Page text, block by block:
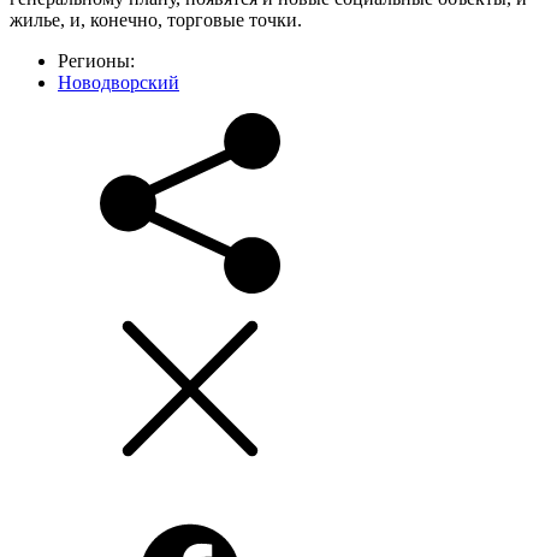
жилье, и, конечно, торговые точки.
Регионы:
Новодворский